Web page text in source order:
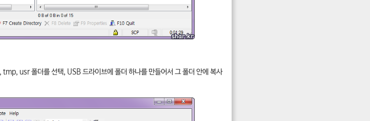
usr 폴더를 선택, USB 드라이브에 폴더 하나를 만들어서 그 폴더 안에 복사